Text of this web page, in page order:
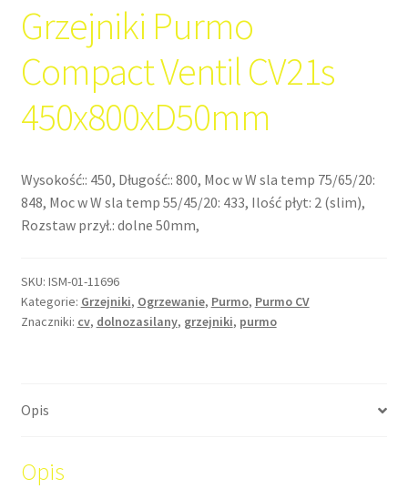
Grzejniki Purmo
Compact Ventil CV21s
450x800xD50mm
Wysokość:: 450, Długość:: 800, Moc w W sla temp 75/65/20:
848, Moc w W sla temp 55/45/20: 433, Ilość płyt: 2 (slim),
Rozstaw przył.: dolne 50mm,
SKU: ISM-01-11696
Kategorie: Grzejniki, Ogrzewanie, Purmo, Purmo CV
Znaczniki: cv, dolnozasilany, grzejniki, purmo
Opis
Opis